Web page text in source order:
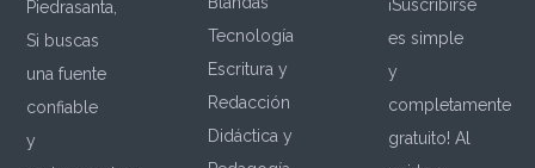
Piedrasanta,
Si buscas
una fuente
confiable
y
Tecnología
Escritura y
Redacción
Didáctica y
¡Suscribirse
es simple
y
completamente
gratuito! Al